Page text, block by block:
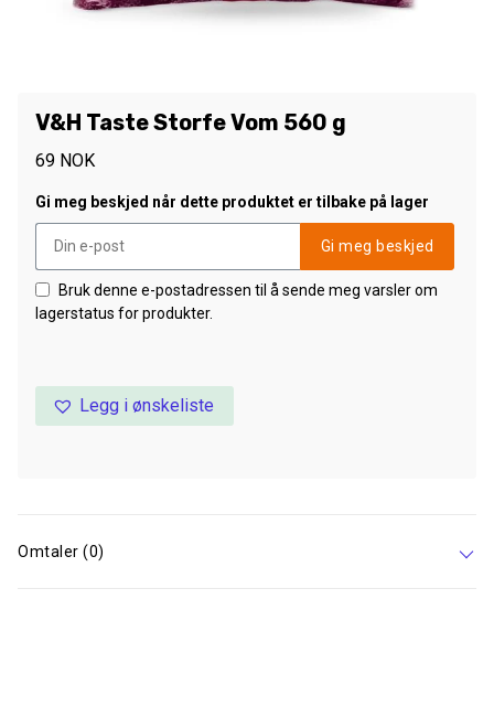
V&H Taste Storfe Vom 560 g
69 NOK
Gi meg beskjed når dette produktet er tilbake på lager
Gi meg beskjed
Bruk denne e-postadressen til å sende meg varsler om
lagerstatus for produkter.
Legg i ønskeliste
Omtaler (0)